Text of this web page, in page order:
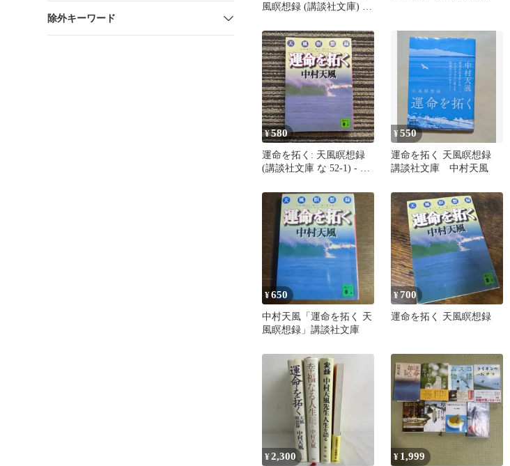
除外キーワード
風瞑想録 (講談社文庫) /
¥580
運命を拓く: 天風瞑想録
(講談社文庫 な 52-1) - 中
¥550
運命を拓く 天風瞑想録
講談社文庫 中村天風
¥650
中村天風「運命を拓く 天
風瞑想録」講談社文庫
¥700
運命を拓く 天風瞑想録
¥2,300 ¥ 1,999